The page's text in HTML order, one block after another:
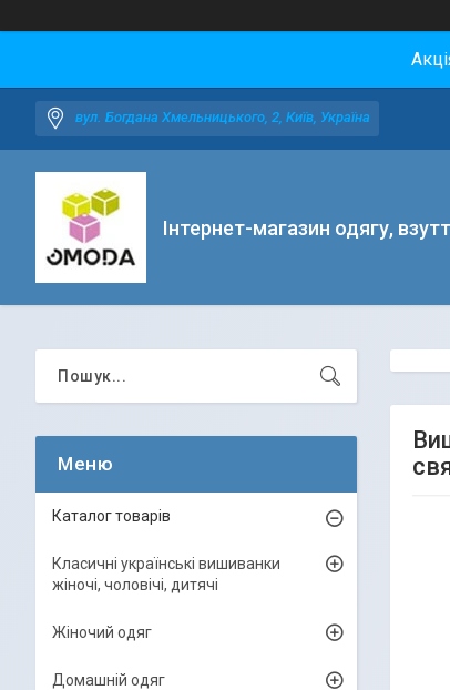
вул. Богдана Хмельницького, 2, Київ, Україна
Інтернет-магазин одягу,
Каталог товарів
Класичні українські вишиванки
жіночі, чоловічі, дитячі
Жіночий одяг
Домашній одяг